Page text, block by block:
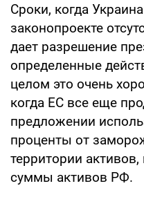
Сроки, когда
законопроекте
дает разрешение
определенные
целом это очень
когда ЕС все еще
предложении
проценты от
территории
суммы активов РФ.